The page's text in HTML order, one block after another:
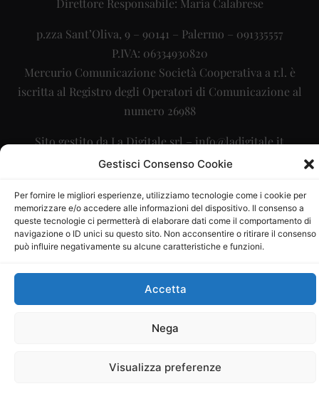
Gestisci Consenso Cookie
Per fornire le migliori esperienze, utilizziamo tecnologie come i cookie per
memorizzare e/o accedere alle informazioni del dispositivo. Il consenso a
queste tecnologie ci permetterà di elaborare dati come il comportamento di
navigazione o ID unici su questo sito. Non acconsentire o ritirare il consenso
può influire negativamente su alcune caratteristiche e funzioni.
Accetta
Nega
Visualizza preferenze
Direttore Responsabile: Maria Calabrese
p.zza Sant’Oliva, 9 – 90141 – Palermo – 091335557
P.IVA: 06334930820
Mercurio Comunicazione Società Cooperativa a r.l. è
iscritta al Registro degli Operatori di Comunicazione al
numero 26988
Sito gestito daLa Digitale srl–info@ladigitale.it